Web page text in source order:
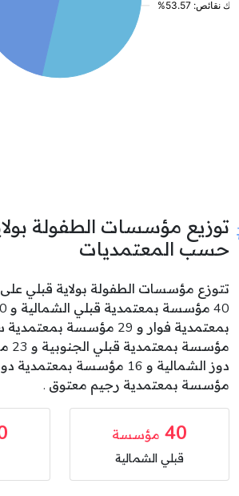
توزيع مؤسسات الطفولة
حسب المعتمديات
تتوزع مؤسسات الطفولة بولاية قبلي على
مؤسسة بمعتمدية رجيم معتوق .
40 مؤسسة
قبلي الشمالية